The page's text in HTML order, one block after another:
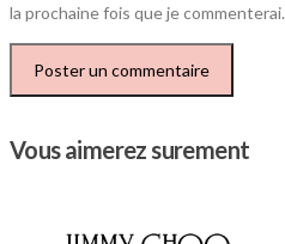
la prochaine fois que je commenterai.
Vous aimerez surement